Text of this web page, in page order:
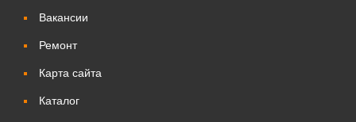
Вакансии
Ремонт
Карта сайта
Каталог